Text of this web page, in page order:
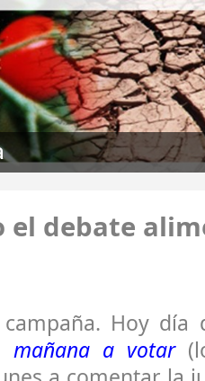
el debate
Hoy día
mañana a votar